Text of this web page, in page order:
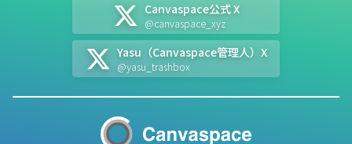
Canvaspace公式 X
@canvaspace_xyz
Yasu（Canvaspace管理人）X
@yasu_trashbox